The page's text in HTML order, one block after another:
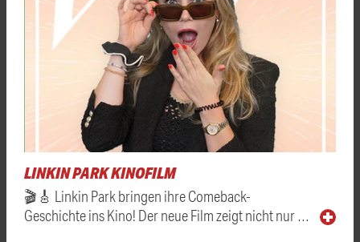
LINKIN PARK KINOFILM
🎬🎸 Linkin Park bringen ihre Comeback-
Geschichte ins Kino! Der neue Film zeigt nicht nur …